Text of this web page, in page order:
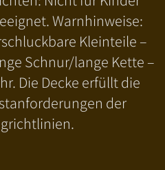
Warnhinweise:
Kleinteile –
Schnur/lange Kette –
Die Decke erfüllt die
der